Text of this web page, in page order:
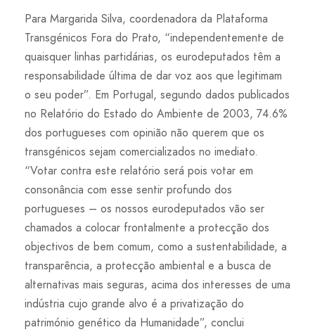
Para Margarida Silva, coordenadora da Plataforma
Transgénicos Fora do Prato, “independentemente de
quaisquer linhas partidárias, os eurodeputados têm a
responsabilidade última de dar voz aos que legitimam
o seu poder”. Em Portugal, segundo dados publicados
no Relatório do Estado do Ambiente de 2003, 74.6%
dos portugueses com opinião não querem que os
transgénicos sejam comercializados no imediato.
“Votar contra este relatório será pois votar em
consonância com esse sentir profundo dos
portugueses – os nossos eurodeputados vão ser
chamados a colocar frontalmente a protecção dos
objectivos de bem comum, como a sustentabilidade, a
transparência, a protecção ambiental e a busca de
alternativas mais seguras, acima dos interesses de uma
indústria cujo grande alvo é a privatização do
património genético da Humanidade”, conclui